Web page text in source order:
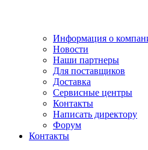
Информация о
Новости
Наши партнеры
Для поставщиков
Доставка
Сервисные центры
Контакты
Написать директору
Форум
Контакты